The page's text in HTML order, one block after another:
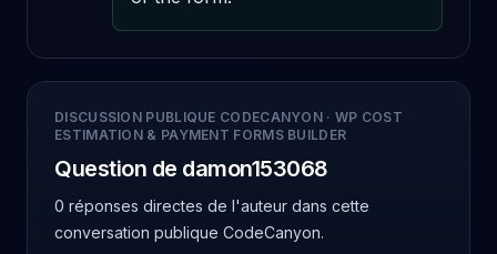
DISCUSSION PUBLIQUE CODECANYON · WP COST
ESTIMATION & PAYMENT FORMS BUILDER
Question de damon153068
0 réponses directes de l'auteur dans cette
conversation publique CodeCanyon.